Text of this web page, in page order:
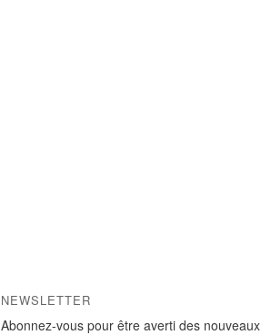
NEWSLETTER
Abonnez-vous pour être averti des nouveaux